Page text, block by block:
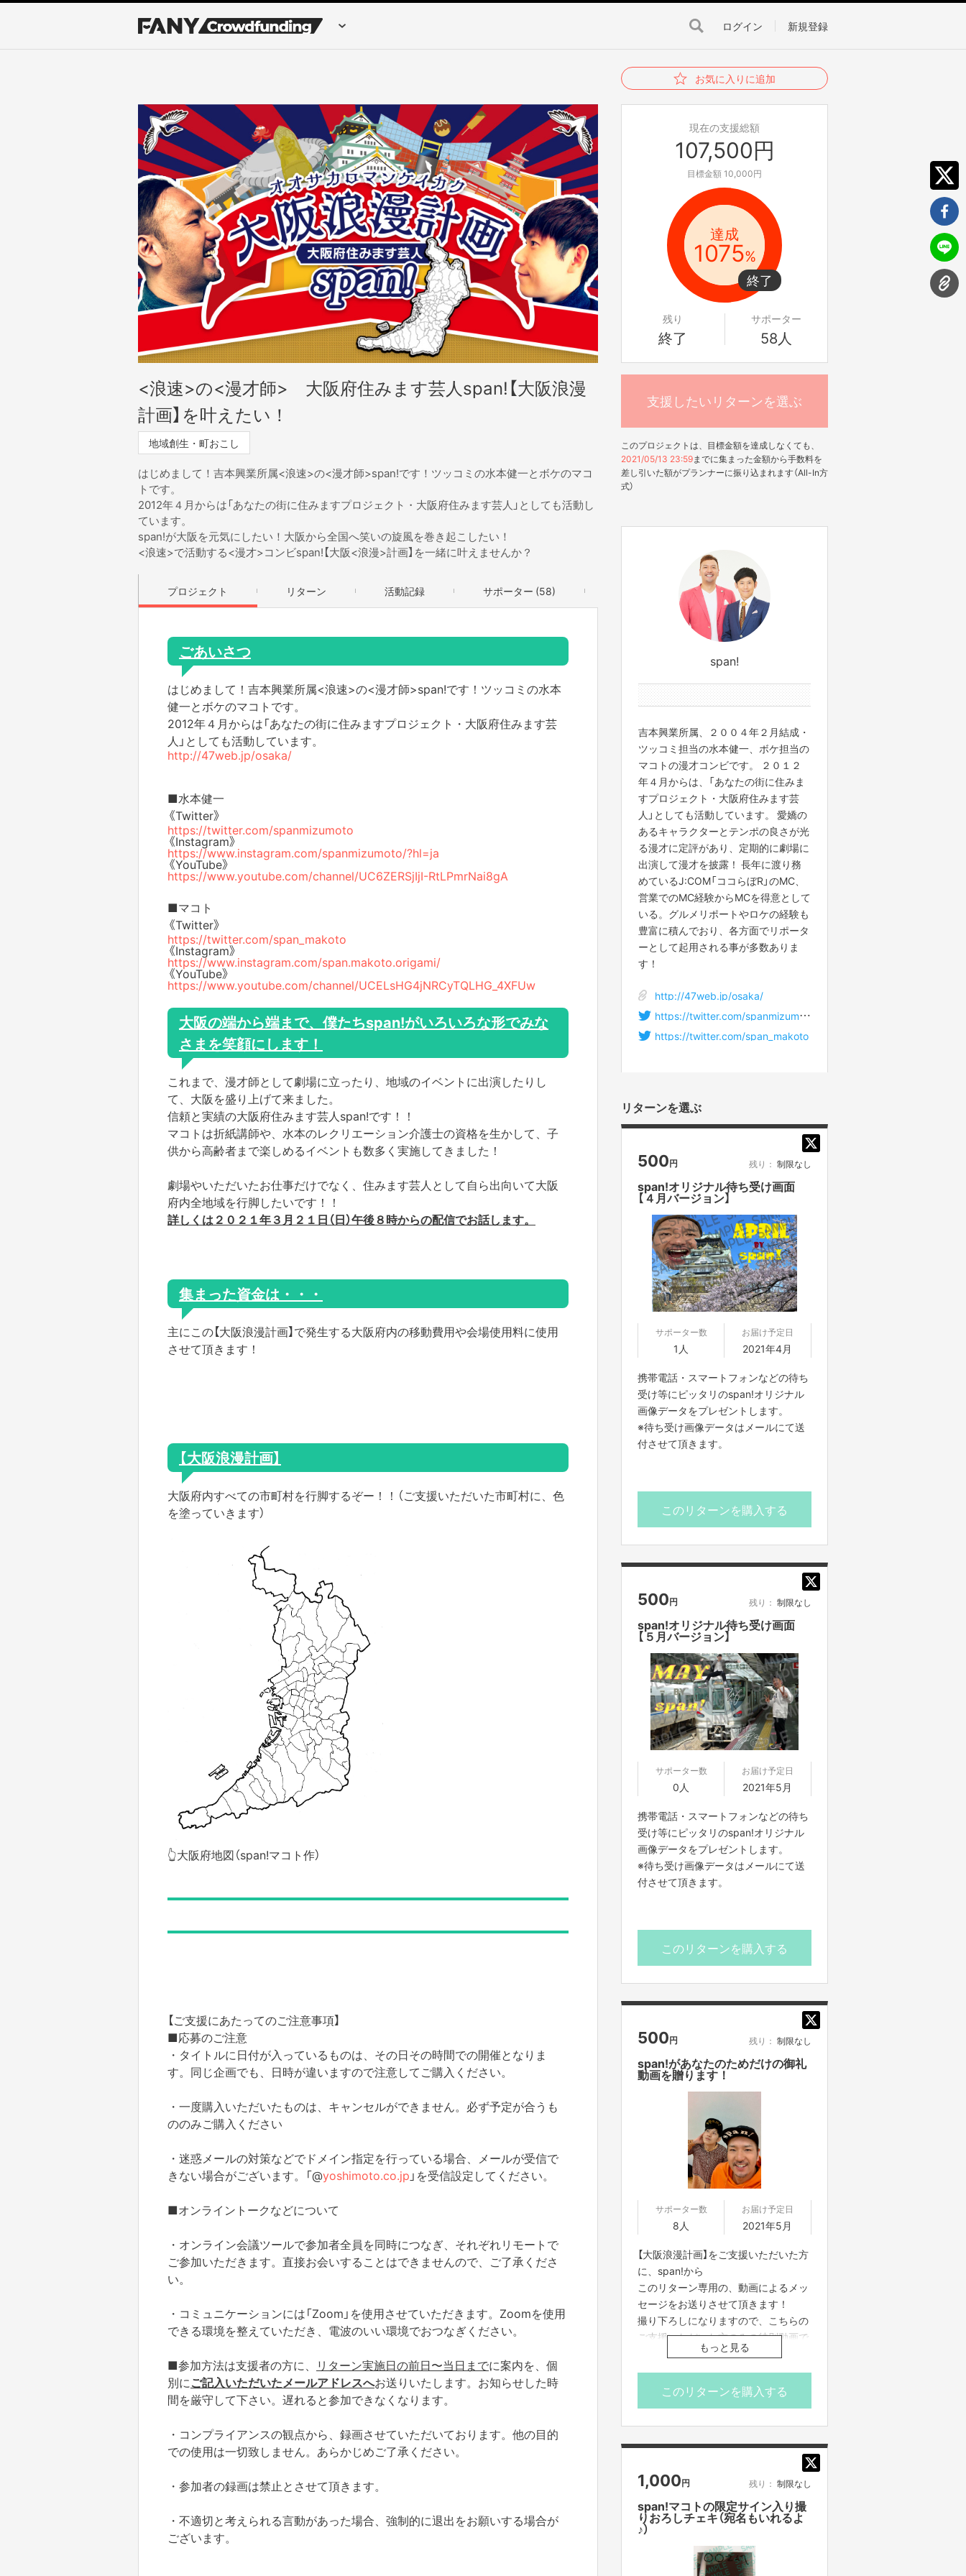
ログイン 新規登録
お気に入りに追加
<浪速>の<漫才師> 大阪府住みます芸人span!【大阪浪漫
計画】を叶えたい！
地域創生・町おこし
はじめまして！吉本興業所属<浪速>の<漫才師>span!です！ツッコミの水本健一とボケのマコ
トです。
2012年４月からは「あなたの街に住みますプロジェクト・大阪府住みます芸人」としても活動し
ています。
span!が大阪を元気にしたい！大阪から全国へ笑いの旋風を巻き起こしたい！
<浪速>で活動する<漫才>コンビspan!【大阪<浪漫>計画】を一緒に叶えませんか？
現在の支援総額
107,500円
目標金額 10,000円
達成
1075%
残り
終了
サポーター
58人
支援したいリターンを選ぶ
このプロジェクトは、目標金額を達成しなくても、
2021/05/13 23:59までに集まった金額から手数料を
差し引いた額がプランナーに振り込まれます（All-In方
式）
プロジェクト リターン 活動記録 サポーター (58)
ごあいさつ
はじめまして！吉本興業所属<浪速>の<漫才師>span!です！ツッコミの水本
健一とボケのマコトです。
2012年４月からは「あなたの街に住みますプロジェクト・大阪府住みます芸
人」としても活動しています。
http://47web.jp/osaka/
■水本健一
《Twitter》
https://twitter.com/spanmizumoto
《Instagram》
https://www.instagram.com/spanmizumoto/?hl=ja
《YouTube》
https://www.youtube.com/channel/UC6ZERSjIjI-RtLPmrNai8gA
■マコト
《Twitter》
https://twitter.com/span_makoto
《Instagram》
https://www.instagram.com/span.makoto.origami/
《YouTube》
https://www.youtube.com/channel/UCELsHG4jNRCyTQLHG_4XFUw
大阪の端から端まで、僕たちspan!がいろいろな形でみな
さまを笑顔にします！
これまで、漫才師として劇場に立ったり、地域のイベントに出演したりし
て、大阪を盛り上げて来ました。
信頼と実績の大阪府住みます芸人span!です！！
マコトは折紙講師や、水本のレクリエーション介護士の資格を生かして、子
供から高齢者まで楽しめるイベントも数多く実施してきました！
劇場やいただいたお仕事だけでなく、住みます芸人として自ら出向いて大阪
府内全地域を行脚したいです！！
詳しくは２０２１年３月２１日（日）午後８時からの配信でお話します。
集まった資金は・・・
主にこの【大阪浪漫計画】で発生する大阪府内の移動費用や会場使用料に使用
させて頂きます！
【大阪浪漫計画】
大阪府内すべての市町村を行脚するぞー！！（ご支援いただいた市町村に、色
を塗っていきます）
👆大阪府地図（span!マコト作）
【ご支援にあたってのご注意事項】
■応募のご注意
・タイトルに日付が入っているものは、その日その時間での開催となりま
す。同じ企画でも、日時が違いますので注意してご購入ください。
・一度購入いただいたものは、キャンセルができません。必ず予定が合うも
ののみご購入ください
・迷惑メールの対策などでドメイン指定を行っている場合、 メールが受信で
きない場合がございます。「@yoshimoto.co.jp 」を受信設定してください。
■オンライントークなどについて
・オンライン会議ツールで参加者全員を同時につなぎ、それぞれリモートで
ご参加いただきます。直接お会いすることはできませんので、ご了承くださ
い。
・コミュニケーションには「Zoom」を使用させていただきます。Zoomを使用
できる環境を整えていただき、電波のいい環境でおつなぎください。
■参加方法は支援者の方に、
リターン実施日の前日〜当日までに案内を、個
別にご記入いただいたメールアドレスへお送りいたします。お知らせした時
間を厳守して下さい。遅れると参加できなくなります。
・コンプライアンスの観点から、録画させていただいております。他の目的
での使用は一切致しません。あらかじめご了承ください。
・参加者の録画は禁止とさせて頂きます。
・不適切と考えられる言動があった場合、強制的に退出をお願いする場合が
ございます。
span!
吉本興業所属、２００４年２月結成・
ツッコミ担当の水本健一、ボケ担当の
マコトの漫才コンビです。 ２０１２
年４月からは、「あなたの街に住みま
すプロジェクト・大阪府住みます芸
人」としても活動しています。 愛嬌の
あるキャラクターとテンポの良さが光
る漫才に定評があり、定期的に劇場に
出演して漫才を披露！ 長年に渡り務
めているJ:COM「ココらぼR」のMC、
営業でのMC経験からMCを得意として
いる。グルメリポートやロケの経験も
豊富に積んでおり、各方面でリポータ
ーとして起用される事が多数ありま
す！
http://47web.jp/osaka/
https://twitter.com/spanmizumoto
https://twitter.com/span_makoto
リターンを選ぶ
500円 残り： 制限なし
span!オリジナル待ち受け画面
【４月バージョン】
サポーター数
1人
お届け予定日
2021年4月
携帯電話・スマートフォンなどの待ち
受け等にピッタリのspan!オリジナル
画像データをプレゼントします。
※待ち受け画像データはメールにて送
付させて頂きます。
このリターンを購入する
500円 残り： 制限なし
span!オリジナル待ち受け画面
【５月バージョン】
サポーター数
0人
お届け予定日
2021年5月
携帯電話・スマートフォンなどの待ち
受け等にピッタリのspan!オリジナル
画像データをプレゼントします。
※待ち受け画像データはメールにて送
付させて頂きます。
このリターンを購入する
500円 残り： 制限なし
span!があなたのためだけの御礼
動画を贈ります！
サポーター数
8人
お届け予定日
2021年5月
【大阪浪漫計画】をご支援いただいた方
に、span!から
このリターン専用の、動画によるメッ
セージをお送りさせて頂きます！
撮り下ろしになりますので、こちらの
ご支援いただいた方のみの特別動画で
す！（ご希望があれば、お名前を言い
ます）
い。
※動画・それに付随する情報の無断転
載、他人への譲渡、商用利用など一切
禁止します。
※動画の撮影時期は、緊急事態宣言を
含めた状況を鑑みて行います。
※プロジェクト本文の末尾に記載され
もっと見る
このリターンを購入する
1,000円 残り： 制限なし
span!マコトの限定サイン入り撮
りおろしチェキ（宛名もいれるよ
♪）